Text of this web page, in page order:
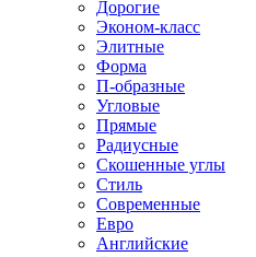
Дорогие
Эконом-класс
Элитные
Форма
П-образные
Угловые
Прямые
Радиусные
Скошенные углы
Стиль
Современные
Евро
Английские